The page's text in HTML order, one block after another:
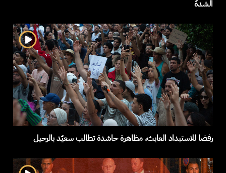
الشدة
رفضا للاستبداد العابث، مظاهرة حاشدة تطالب سعيّد بالرحيل